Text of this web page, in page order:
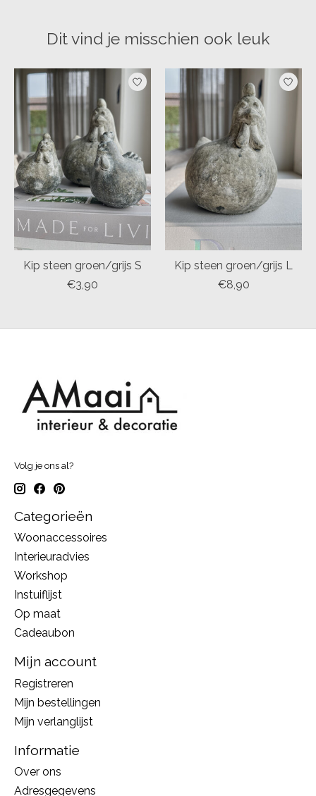
Dit vind je misschien ook leuk
Items van productcarrousel
Kip steen groen/grijs S
€3,90
Kip steen groen/grijs L
€8,90
Volg je ons al?
Categorieën
Woonaccessoires
Interieuradvies
Workshop
Instuiflijst
Op maat
Cadeaubon
Mijn account
Registreren
Mijn bestellingen
Mijn verlanglijst
Informatie
Over ons
Adresgegevens